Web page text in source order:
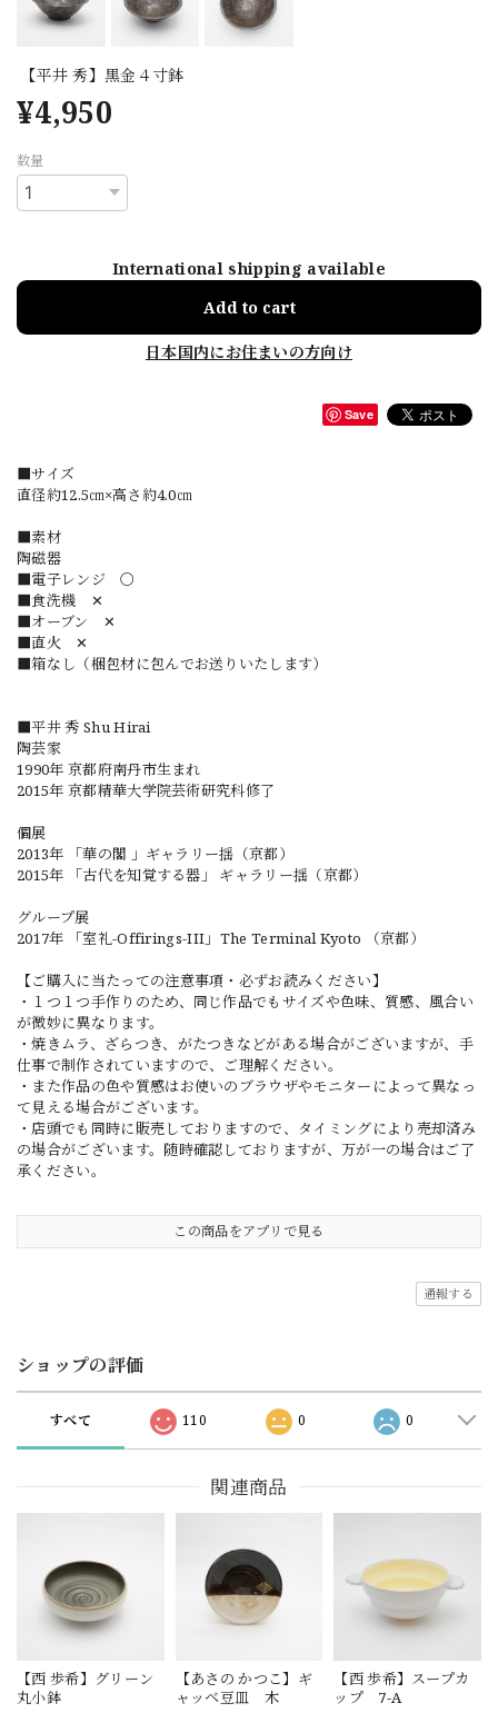
【平井 秀】黒金４寸鉢
¥4,950
数量
International shipping available
Add to cart
日本国内にお住まいの方向け
Save
■サイズ
直径約12.5㎝×高さ約4.0㎝
■素材
陶磁器
■電子レンジ 〇
■食洗機 ✕
■オーブン ✕
■直火 ✕
■箱なし（梱包材に包んでお送りいたします）
■平井 秀 Shu Hirai
陶芸家
1990年 京都府南丹市生まれ
2015年 京都精華大学院芸術研究科修了
個展
2013年 「華の閣 」ギャラリー揺（京都）
2015年 「古代を知覚する器」 ギャラリー揺（京都）
グループ展
2017年 「室礼-Offirings-III」The Terminal Kyoto （京都）
【ご購入に当たっての注意事項・必ずお読みください】
・１つ１つ手作りのため、同じ作品でもサイズや色味、質感、風合い
が微妙に異なります。
・焼きムラ、ざらつき、がたつきなどがある場合がございますが、手
仕事で制作されていますので、ご理解ください。
・また作品の色や質感はお使いのブラウザやモニターによって異なっ
て見える場合がございます。
・店頭でも同時に販売しておりますので、タイミングにより売却済み
の場合がございます。随時確認しておりますが、万が一の場合はご了
承ください。
この商品をアプリで見る
通報する
ショップの評価
すべて 110 0 0
関連商品
【西 歩希】グリーン
丸小鉢
【あさの かつこ】ギ
ャッベ豆皿 木
【西 歩希】スープカ
ップ 7-A